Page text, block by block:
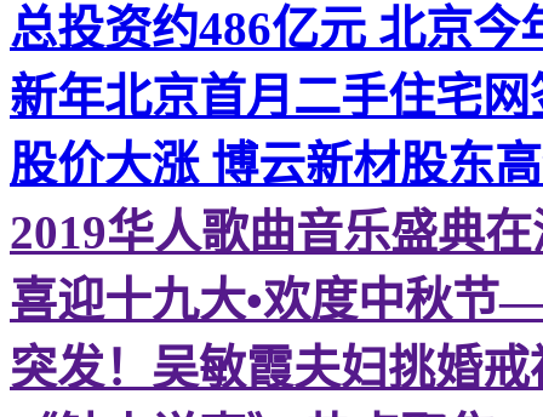
总投资约486亿元 北京今
新年北京首月二手住宅
股价大涨 博云新材股东
2019华人歌曲音乐盛典
喜迎十九大•欢度中秋节
突发！吴敏霞夫妇挑婚